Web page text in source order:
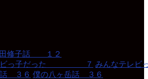
修子話 １２
みんなテ
僕の八ヶ岳話 ３６